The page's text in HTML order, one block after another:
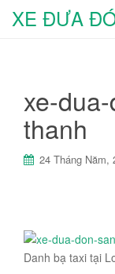
XE ĐƯA
xe-
thanh
24 Tháng Năm,
Danh bạ taxi tại